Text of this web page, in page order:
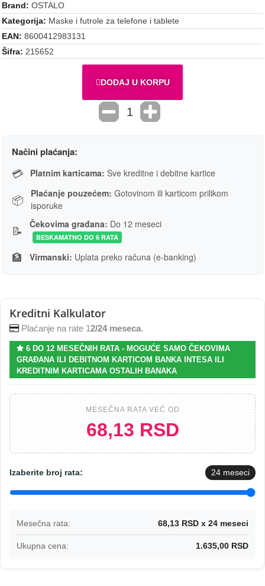
Brand
OSTALO
Kategorija
Maske i futrole za telefone i tablete
EAN 8600412983131
Šifra 215652
DODAJ U KORPU
Načini plaćanja:
💳 Platnim karticama: Sve kreditne i debitne kartice
📦 Plaćanje pouzećem: Gotovinom ili karticom prilikom
isporuke
📝 Čekovima građana: Do 12 meseci
BESKAMATNO DO 6 RATA
🏦 Virmanski: Uplata preko računa (e-banking)
Kreditni Kalkulator
Plaćanje na rate 12/24 meseca.
6 DO 12 MESEČNIH RATA - MOGUĆE SAMO ČEKOVIMA
GRAĐANA ILI DEBITNOM KARTICOM BANKA INTESA ILI
KREDITNIM KARTICAMA OSTALIH BANAKA
MESEČNA RATA VEĆ OD
68,13 RSD
Izaberite broj rata: 24 meseci
Mesečna rata: 68,13 RSD x 24 meseci
Ukupna cena: 1.635,00 RSD